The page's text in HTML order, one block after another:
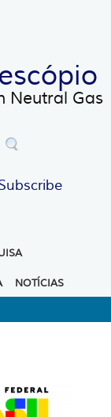
Neutral Gas
NOTÍCIAS